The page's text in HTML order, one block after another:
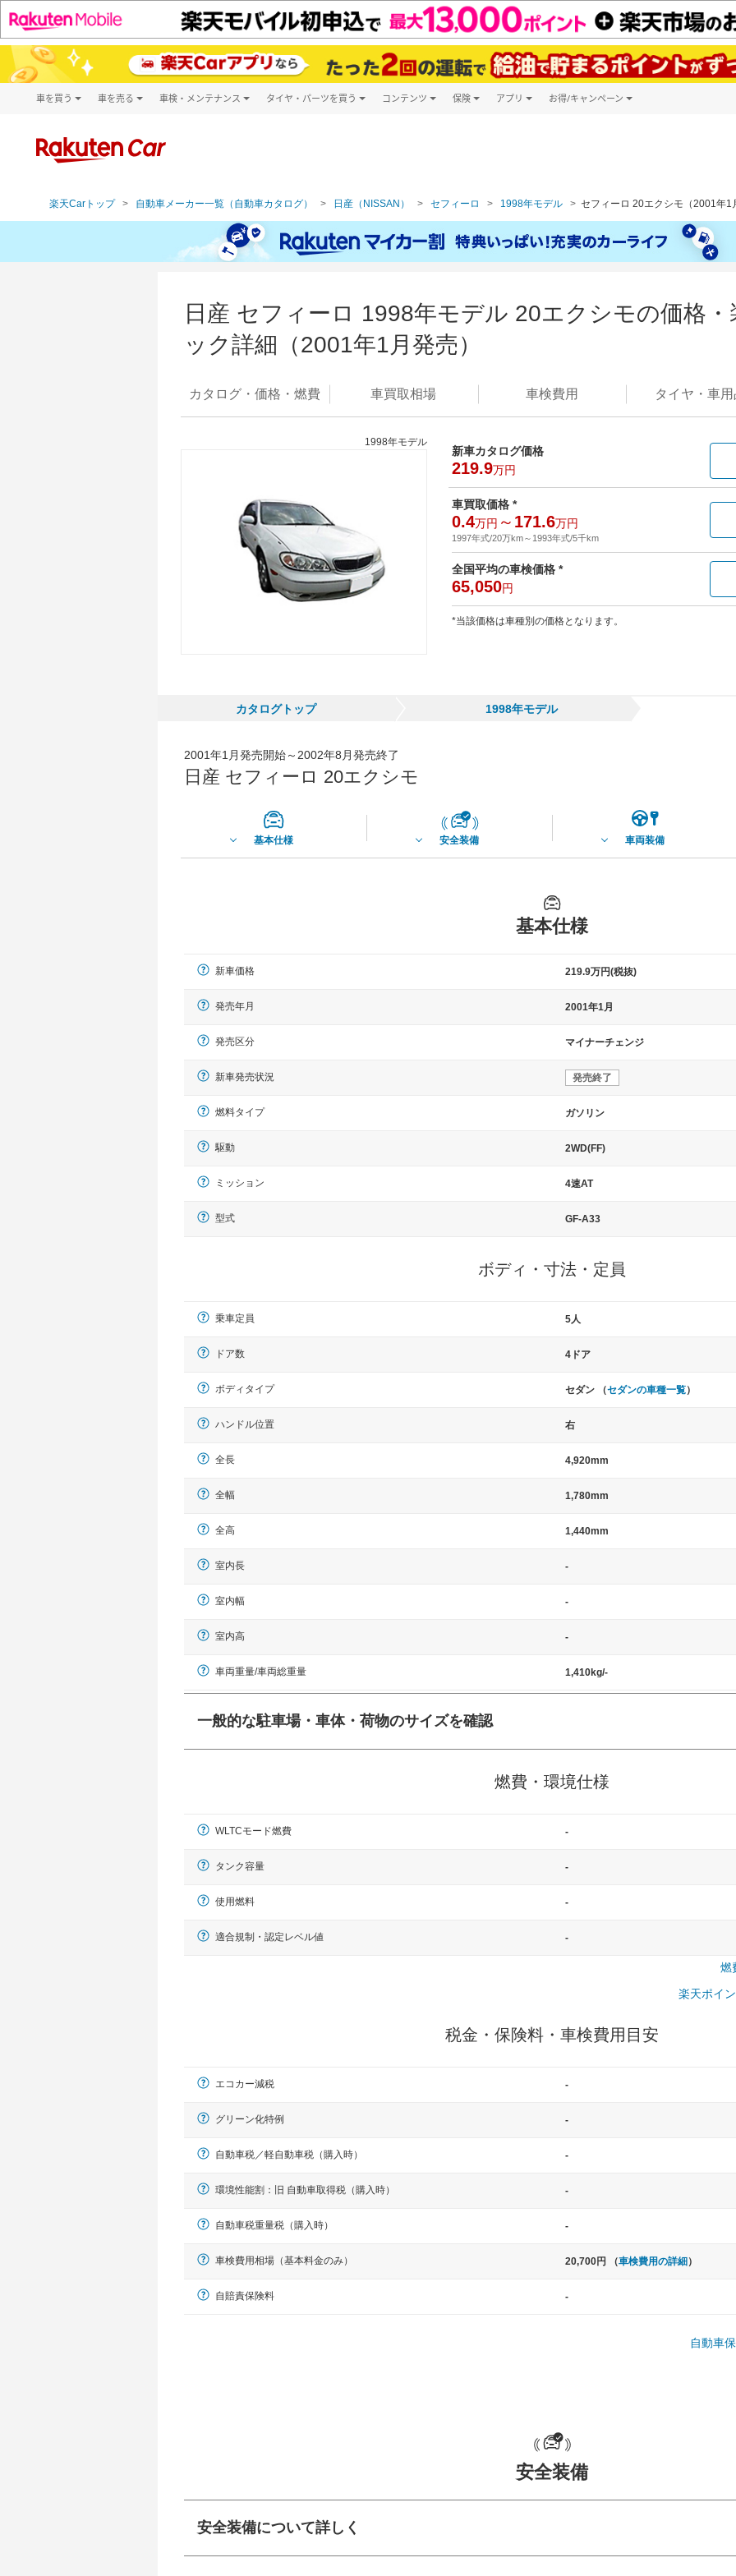
車を買う
新車
車を売る 車検・メンテナンス タイヤ・パーツを買う コンテンツ 保険 アプリ お得/キャンペーン
楽天Carトップ 自動車メーカー一覧（自動車カタログ） 日産（NISSAN） セフィーロ 1998年モデル セフィーロ 20エクシモ（2001年1
日産 セフィーロ 1998年モデル 20エクシモの価格
ック詳細（2001年1月発売）
カタログ・価格・燃費 車買取相場 車検費用 タイヤ・ 車用
1998年モデル
新車カタログ価格
219.9万円
車買取価格 *
0.4万円 ～ 171.6万円
1997年式/20万km～ 1993年式/5千km
全国平均の車検価格 *
65,050円
*当該価格は車種別の価格となります。
カタログトップ 1998年モデル
2001年1月発売開始～2002年8月発売終了
日産 セフィーロ 20エクシモ
基本仕様 安全装備 車両装備
基本仕様
新車価格 219.9万円(税抜)
発売年月 2001年1月
発売区分 マイナーチェンジ
新車発売状況 発売終了
燃料タイプ ガソリン
駆動 2WD(FF)
ミッション 4速AT
型式 GF-A33
ボディ・寸法・定員
乗車定員 5人
ドア数 4ドア
ボディタイプ セダン （セダンの車種一覧）
ハンドル位置 右
全長 4,920mm
全幅 1,780mm
全高 1,440mm
室内長 -
室内幅 -
室内高 -
車両重量/車両総重量 1,410kg/-
一般的な駐車場・車体・荷物のサイズを確認
幅 5,000mmというサイズが標準値（最低値）とされる事が多いようです。
一般的な車体のサイズの目安
一般的な荷物のサイズの目安
燃費・環境仕様
WLTCモード燃費 -
タンク容量 -
使用燃料 -
適合規制・認定レベル値 -
燃
楽天ポイ
税金・保険料・車検費用目安
エコカー減税 -
グリーン化特例 -
自動車税／軽自動車税（購入時） -
環境性能割：旧 自動車取得税（購入時） -
自動車税重量税（購入時） -
車検費用相場（基本料金のみ） 20,700円 （車検費用の詳細 ）
自賠責保険料 -
自動車
安全装備
安全装備について詳しく